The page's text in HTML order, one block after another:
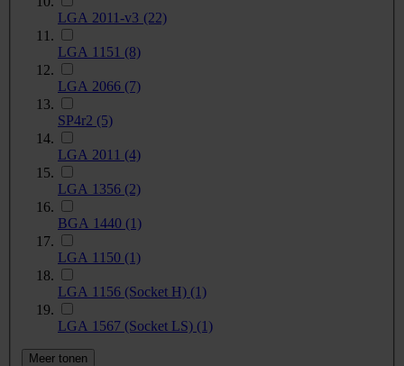
LGA 2011-v3 (22)
LGA 1151 (8)
LGA 2066 (7)
SP4r2 (5)
LGA 2011 (4)
LGA 1356 (2)
BGA 1440 (1)
LGA 1150 (1)
LGA 1156 (Socket H) (1)
LGA 1567 (Socket LS) (1)
Meer tonen